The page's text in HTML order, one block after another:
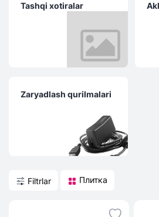
Tashqi xotiralar
Zaryadlash qurilmalari
Filtrlar Плитка